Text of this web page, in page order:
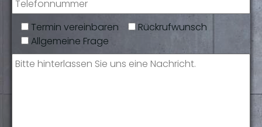
Termin vereinbaren
Rückrufwunsch
Allgemeine Frage